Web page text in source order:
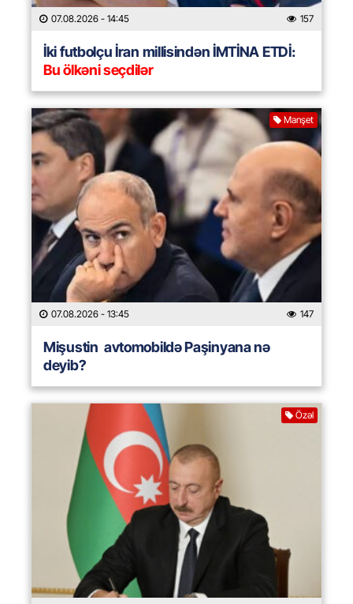
07.08.2026 - 14:45 157
İki futbolçu İran millisindən İMTİNA ETDİ:
Bu ölkəni seçdilər
Manşet
07.08.2026 - 13:45 147
Mişustin avtomobildə Paşinyana nə
deyib?
Özəl